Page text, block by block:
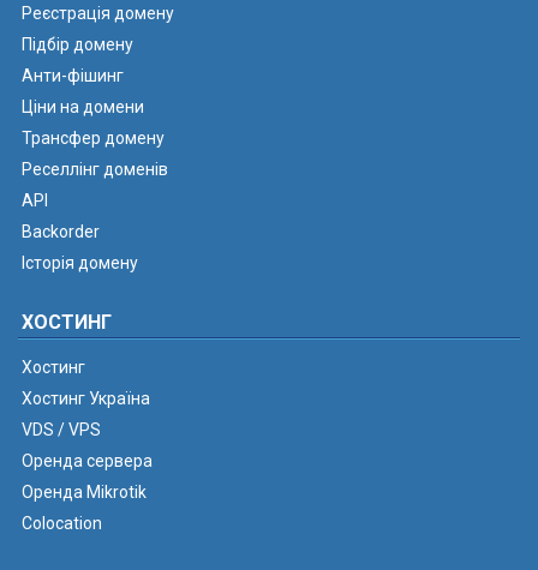
Реєстрація домену
Підбір домену
Анти-фішинг
Ціни на домени
Трансфер домену
Реселлінг доменів
API
Backorder
Історія домену
ХОСТИНГ
Хостинг
Хостинг Україна
VDS / VPS
Оренда сервера
Оренда Mikrotik
Colocation